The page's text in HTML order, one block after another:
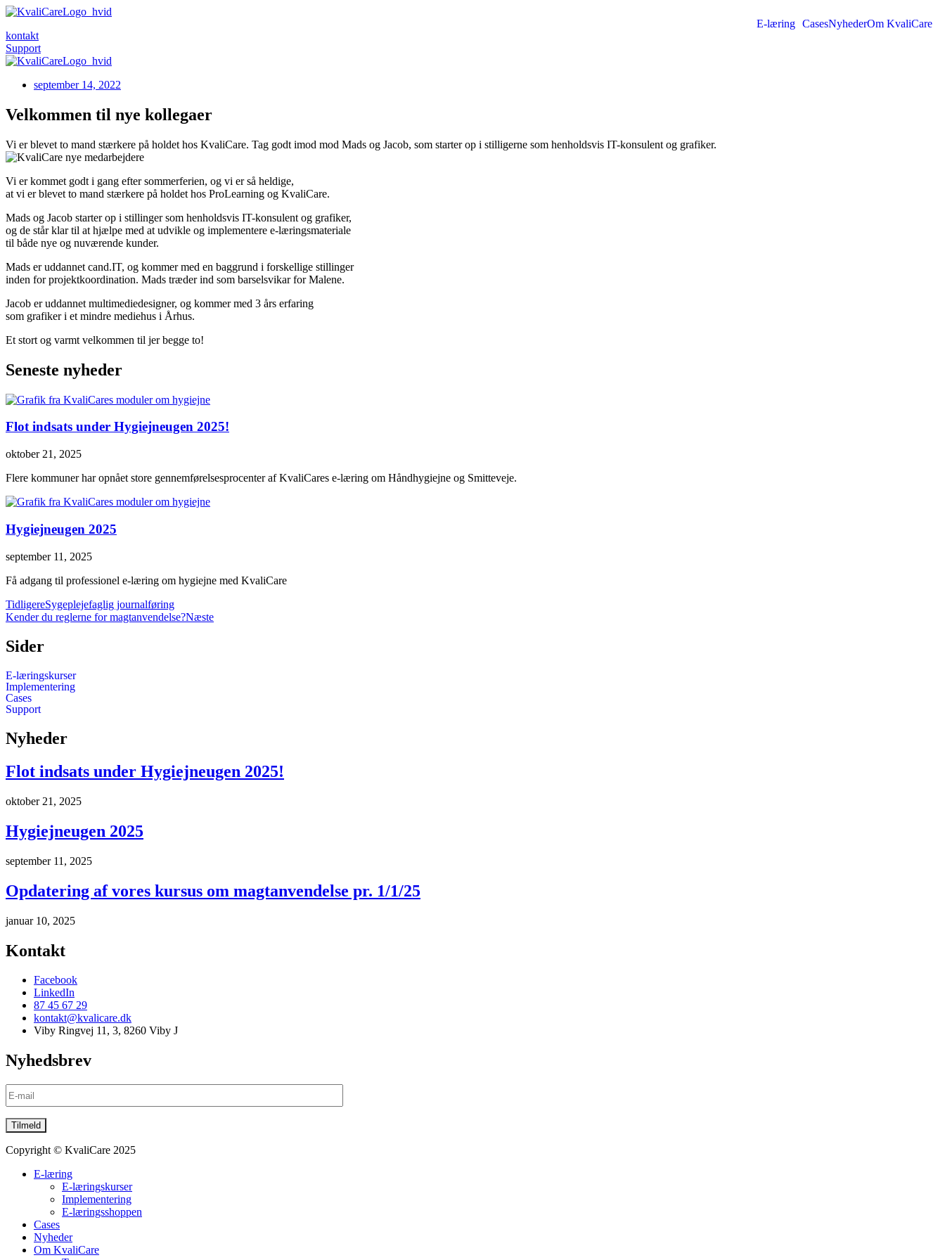
E-læring CasesNyhederOm KvaliCare
kontakt
Support
september 14, 2022
Velkommen til nye kollegaer
Vi er blevet to mand stærkere på holdet hos KvaliCare. Tag godt imod mod Mads og Jacob, som starter op i stilligerne som henholdsvis IT-konsulent og grafiker.
Vi er kommet godt i gang efter sommerferien, og vi er så heldige,
at vi er blevet to mand stærkere på holdet hos ProLearning og KvaliCare.
Mads og Jacob starter op i stillinger som henholdsvis IT-konsulent og grafiker,
og de står klar til at hjælpe med at udvikle og implementere e-læringsmateriale
til både nye og nuværende kunder.
Mads er uddannet cand.IT, og kommer med en baggrund i forskellige stillinger
inden for projektkoordination. Mads træder ind som barselsvikar for Malene.
Jacob er uddannet multimediedesigner, og kommer med 3 års erfaring
som grafiker i et mindre mediehus i Århus.
Et stort og varmt velkommen til jer begge to!
Seneste nyheder
Flot indsats under Hygiejneugen 2025!
oktober 21, 2025
Flere kommuner har opnået store gennemførelsesprocenter af KvaliCares e-læring om Håndhygiejne og Smitteveje.
Hygiejneugen 2025
september 11, 2025
Få adgang til professionel e-læring om hygiejne med KvaliCare
TidligereSygeplejefaglig journalføring
Kender du reglerne for magtanvendelse?Næste
Sider
E-læringskurser
Implementering
Cases
Support
Nyheder
Flot indsats under Hygiejneugen 2025!
oktober 21, 2025
Hygiejneugen 2025
september 11, 2025
Opdatering af vores kursus om magtanvendelse pr. 1/1/25
januar 10, 2025
Kontakt
Facebook
LinkedIn
87 45 67 29
kontakt@kvalicare.dk
Viby Ringvej 11, 3, 8260 Viby J
Nyhedsbrev
Copyright © KvaliCare 2025
E-læring
E-læringskurser
Implementering
E-læringsshoppen
Cases
Nyheder
Om KvaliCare